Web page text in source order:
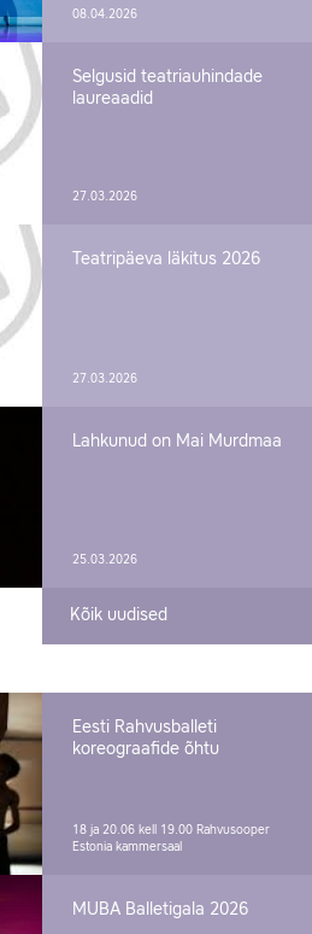
08.04.2026
Selgusid teatriauhindade
laureaadid
27.03.2026
Teatripäeva läkitus 2026
27.03.2026
Lahkunud on Mai Murdmaa
25.03.2026
Kõik uudised
Eesti Rahvusballeti
koreograafide õhtu
18 ja 20.06 kell 19.00 Rahvusooper
Estonia kammersaal
MUBA Balletigala 2026